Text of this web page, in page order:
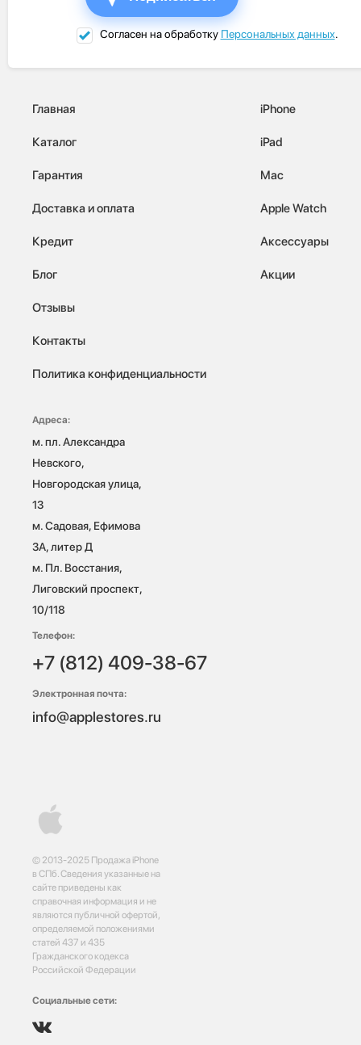
Согласен на обработку Персональных данных.
© 2013-2025 Продажа iPhone
в СПб. Сведения указанные на
сайте приведены как
справочная информация и не
являются публичной офертой,
определяемой положениями
статей 437 и 435
Гражданского кодекса
Российской Федерации
Социальные сети:
Главная
Каталог
Гарантия
Доставка и оплата
Кредит
Блог
Отзывы
Контакты
Политика конфиденциальности
iPhone
iPad
Mac
Apple Watch
Аксессуары
Акции
Адреса:
м. пл. Александра
Невского,
Новгородская улица,
13
м. Садовая, Ефимова
3А, литер Д
м. Пл. Восстания,
Лиговский проспект,
10/118
Телефон:
+7 (812) 409-38-67
Электронная почта:
info@applestores.ru